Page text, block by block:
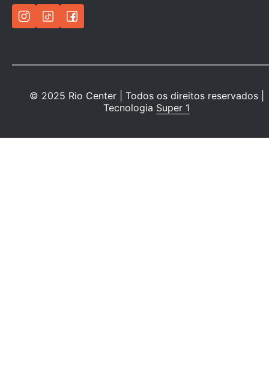
© 2025 Rio Center | Todos os direitos reservados |
Tecnologia Super 1